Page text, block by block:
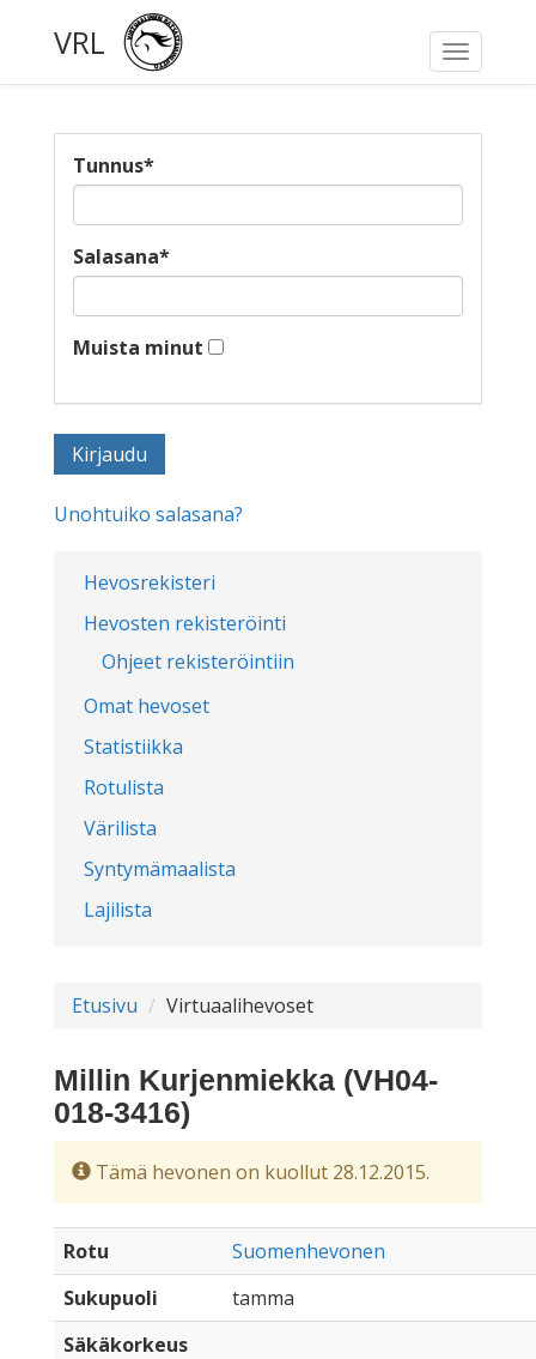
Toggle
VRL
Hevosrekisteri
Hevosten rekisteröinti
Ohjeet rekisteröintiin
Omat hevoset
Statistiikka
Rotulista
Värilista
Syntymämaalista
Lajilista
Tunnus*
Salasana*
Muista minut
Unohtuiko salasana?
Etusivu Virtuaalihevoset
Millin Kurjenmiekka (VH04-
018-3416)
Tämä hevonen on kuollut 28.12.2015.
Rotu
Suomenhevonen
Sukupuoli
tamma
Säkäkorkeus